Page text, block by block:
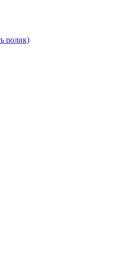
ролик)